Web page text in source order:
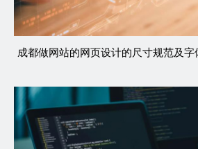
成都做网站的网页设计的尺寸规范及字